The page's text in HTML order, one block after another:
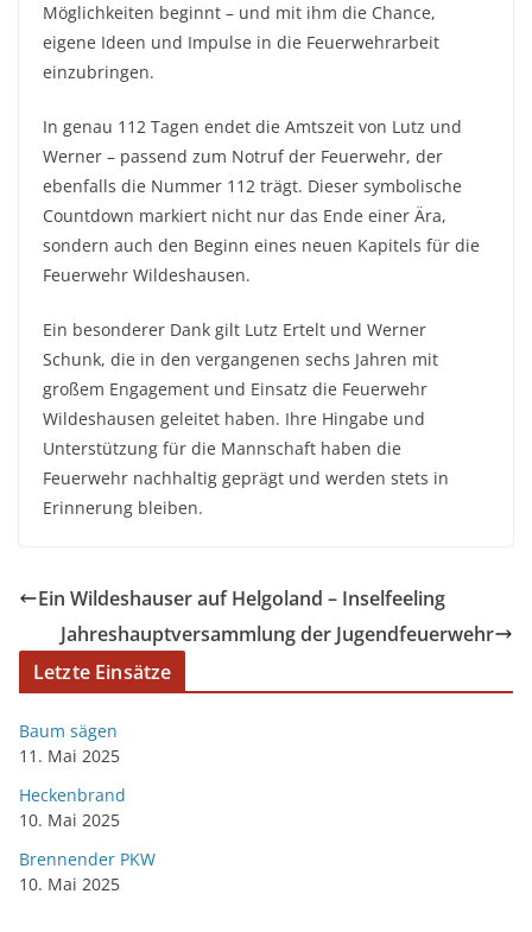
Möglichkeiten beginnt – und mit ihm die Chance,
eigene Ideen und Impulse in die Feuerwehrarbeit
einzubringen.
In genau 112 Tagen endet die Amtszeit von Lutz und
Werner – passend zum Notruf der Feuerwehr, der
ebenfalls die Nummer 112 trägt. Dieser symbolische
Countdown markiert nicht nur das Ende einer Ära,
sondern auch den Beginn eines neuen Kapitels für die
Feuerwehr Wildeshausen.
Ein besonderer Dank gilt Lutz Ertelt und Werner
Schunk, die in den vergangenen sechs Jahren mit
großem Engagement und Einsatz die Feuerwehr
Wildeshausen geleitet haben. Ihre Hingabe und
Unterstützung für die Mannschaft haben die
Feuerwehr nachhaltig geprägt und werden stets in
Erinnerung bleiben.
Ein Wildeshauser auf Helgoland – Inselfeeling
Jahreshauptversammlung der Jugendfeuerwehr
Letzte Einsätze
Baum sägen
11. Mai 2025
Heckenbrand
10. Mai 2025
Brennender PKW
10. Mai 2025